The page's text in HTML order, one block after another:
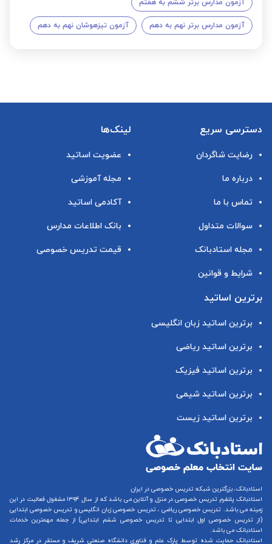
آزمون مدارس برتر ششم به هفتم
آزمون مدارس برتر نهم به دهم آزمون تیزهوشان نهم به دهم
دسترسی سریع
رضایت شاگردان
درباره ما
تماس با ما
سوالات متداول
مجله استادبانک
شرایط و قوانین
لینک‌ها
عضویت اساتید
مجله آموزشی
آکادمی اساتید
بانک اطلاعات مدارس
قیمت تدریس خصوصی
برترین اساتید
برترین اساتید زبان انگلیسی
برترین اساتید ریاضی
برترین اساتید فیزیک
برترین اساتید شیمی
برترین اساتید زیست
استادبانک، بزرگترین شبکه تدریس خصوصی در ایران
استادبانک پلتفرم تدریس خصوصی در منزل و آنلاین
می باشد که از سال ۱۳۹۴ مشغول فعالیت در این
زمینه می باشد. تدریس خصوصی ریاضی ، تدریس خصوصی زبان انگلیسیو تدریس خصوصی ابتدایی
(از تدریس خصوصی اول ابتدایی تا تدریس خصوصی ششم ابتدایی) از جمله مهمترین خدمات
استادبانک می باشد.
استادبانک حمایت شده توسط پارک علم و فناوری دانشگاه صنعتی شریف و مستقر در مرکز رشد